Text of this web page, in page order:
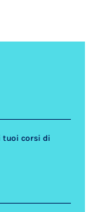
tuoi corsi di